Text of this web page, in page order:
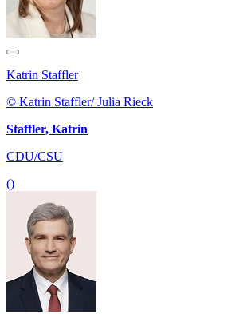
Katrin Staffler
© Katrin Staffler/ Julia Rieck
Staffler, Katrin
CDU/CSU
()